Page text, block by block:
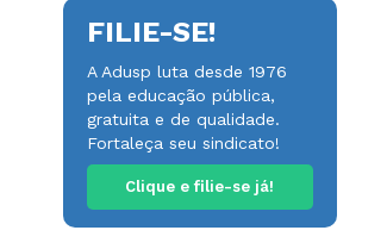
FILIE-SE!
A Adusp luta desde 1976
pela educação pública,
gratuita e de qualidade.
Fortaleça seu sindicato!
Clique e filie-se já!